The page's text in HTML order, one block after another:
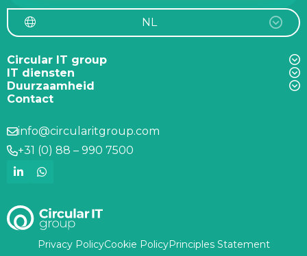
NL
Circular IT group
IT diensten
Duurzaamheid
Contact
info@circularitgroup.com
+31 (0) 88 – 990 7500
Privacy PolicyCookie PolicyPrinciples Statement